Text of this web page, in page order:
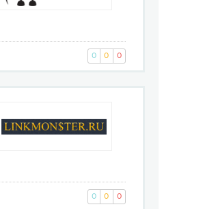
0 0 0
0 0 0